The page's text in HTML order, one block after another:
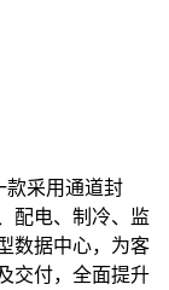
款采用通道封
配电、制冷、监
数据中心，为客
交付，全面提升